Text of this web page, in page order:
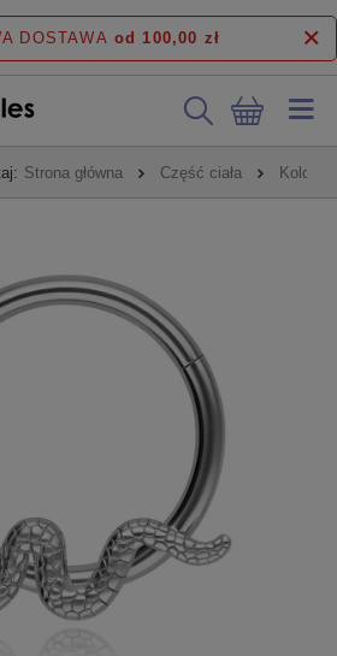
DOSTAWA od 100,00 zł
Strona główna Część ciała